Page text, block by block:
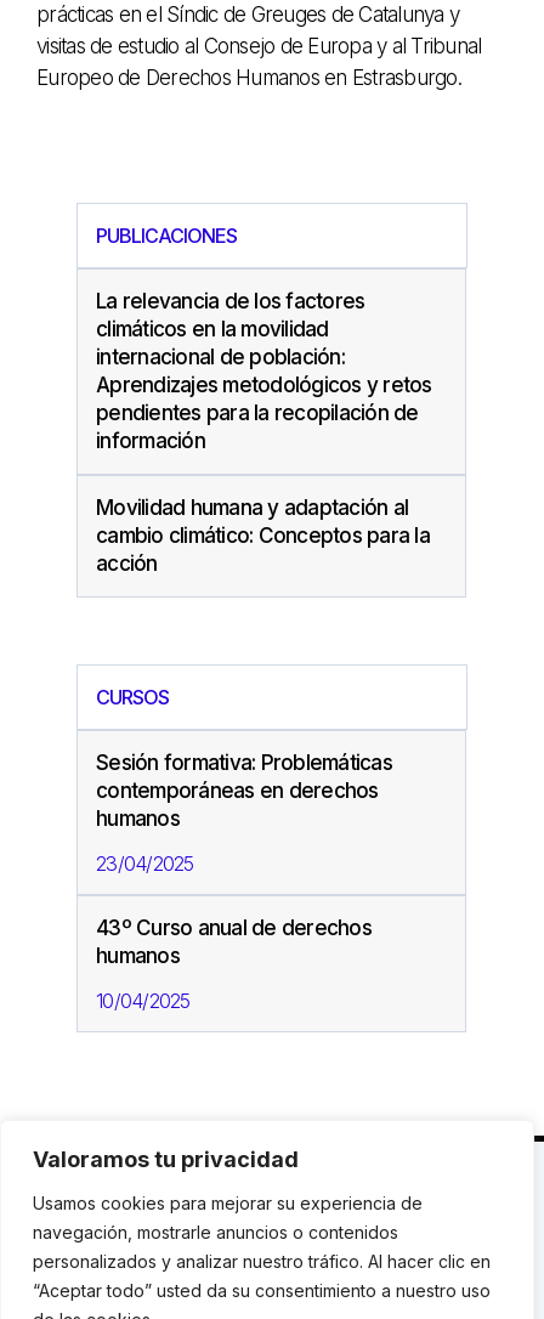
Valoramos tu privacidad
Usamos cookies para mejorar su experiencia de
navegación, mostrarle anuncios o contenidos
personalizados y analizar nuestro tráfico. Al hacer clic en
“Aceptar todo” usted da su consentimiento a nuestro uso
prácticas en el Síndic de Greuges de Catalunya y
visitas de estudio al Consejo de Europa y al Tribunal
Europeo de Derechos Humanos en Estrasburgo.
PUBLICACIONES
La relevancia de los factores
climáticos en la movilidad
internacional de población:
Aprendizajes metodológicos y retos
pendientes para la recopilación de
información
Movilidad humana y adaptación al
cambio climático: Conceptos para la
acción
CURSOS
Sesión formativa: Problemáticas
contemporáneas en derechos
humanos
23/04/2025
43º Curso anual de derechos
humanos
10/04/2025
C. Avinyó 44, 2n | 08002 Barcelona |
T.: +34 93
119 03 72|institut@idhc.org
© Institut de Drets Humans de Catalunya.